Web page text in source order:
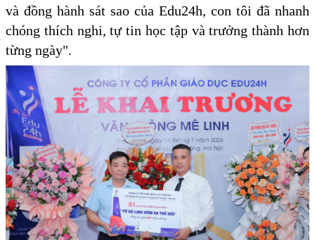
và đồng hành sát sao của Edu24h, con tôi đã nhanh
chóng thích nghi, tự tin học tập và trưởng thành hơn
từng ngày".